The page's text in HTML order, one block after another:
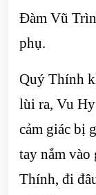
Đàm Vũ
phụ.
Quý Thính
lùi ra, Vu Hy
cảm giác bị
tay nắm vào
Thính, đi